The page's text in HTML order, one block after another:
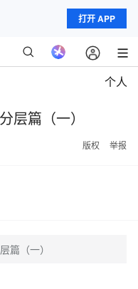
打开 APP
个人
层篇（一）
版权 举报
篇（一）